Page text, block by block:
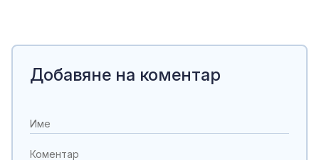
Добавяне на коментар